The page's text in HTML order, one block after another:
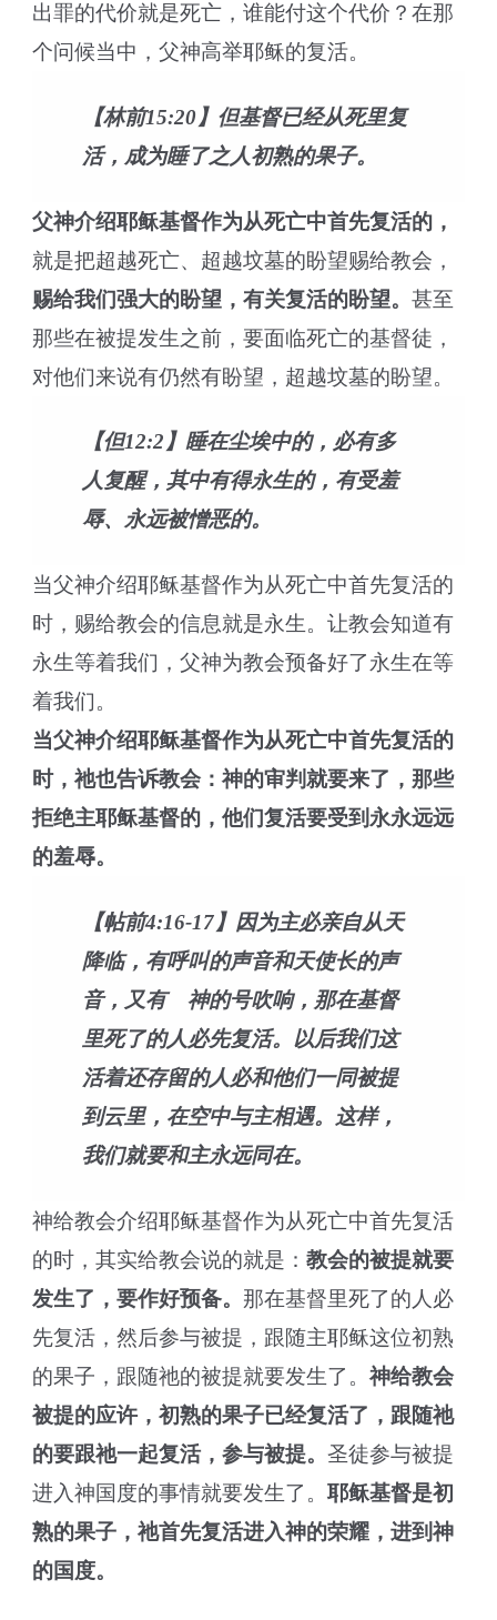
出罪的代价就是死亡，谁能付这个代价？在那
个问候当中，父神高举耶稣的复活。
【林前15:20】但基督已经从死里复
活，成为睡了之人初熟的果子。
父神介绍耶稣基督作为从死亡中首先复活的，
就是把超越死亡、超越坟墓的盼望赐给教会，
赐给我们强大的盼望，有关复活的盼望。甚至
那些在被提发生之前，要面临死亡的基督徒，
对他们来说有仍然有盼望，超越坟墓的盼望。
【但12:2】睡在尘埃中的，必有多
人复醒，其中有得永生的，有受羞
辱、永远被憎恶的。
当父神介绍耶稣基督作为从死亡中首先复活的
时，赐给教会的信息就是永生。让教会知道有
永生等着我们，父神为教会预备好了永生在等
着我们。
当父神介绍耶稣基督作为从死亡中首先复活的
时，祂也告诉教会：神的审判就要来了，那些
拒绝主耶稣基督的，他们复活要受到永永远远
的羞辱。
【帖前4:16-17】因为主必亲自从天
降临，有呼叫的声音和天使长的声
音，又有 神的号吹响，那在基督
里死了的人必先复活。以后我们这
活着还存留的人必和他们一同被提
到云里，在空中与主相遇。这样，
我们就要和主永远同在。
神给教会介绍耶稣基督作为从死亡中首先复活
的时，其实给教会说的就是：教会的被提就要
发生了，要作好预备。 那在基督里死了的人必
先复活，然后参与被提，跟随主耶稣这位初熟
的果子，跟随祂的被提就要发生了。神给教会
被提的应许，初熟的果子已经复活了，跟随祂
的要跟祂一起复活，参与被提。圣徒参与被提
进入神国度的事情就要发生了。耶稣基督是初
熟的果子，祂首先复活进入神的荣耀，进到神
的国度。